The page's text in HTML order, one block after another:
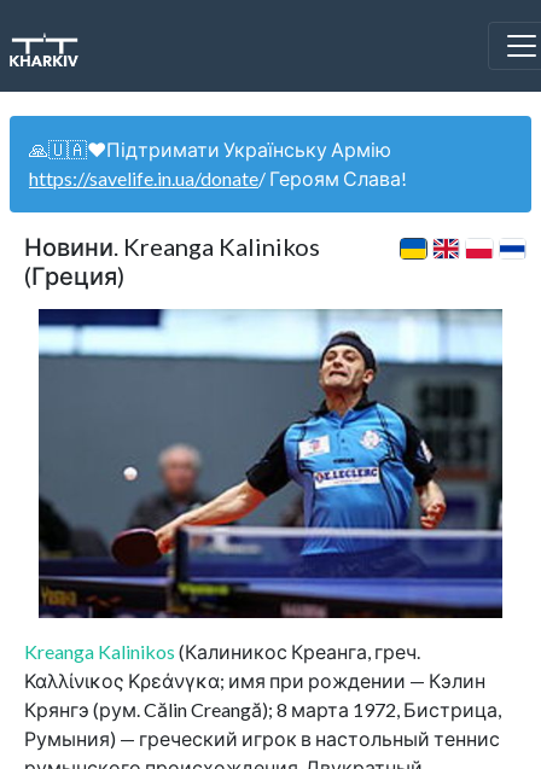
🙏🇺🇦❤️Підтримати Українську Армію
https://savelife.in.ua/donate/ Героям Слава!
Новини. Kreanga Kalinikos
(Греция)
Kreanga Kalinikos (Калиникос Креанга, греч.
Καλλίνικος Κρεάνγκα; имя при рождении — Кэлин
Крянгэ (рум. Călin Creangă); 8 марта 1972, Бистрица,
Румыния) — греческий игрок в настольный теннис